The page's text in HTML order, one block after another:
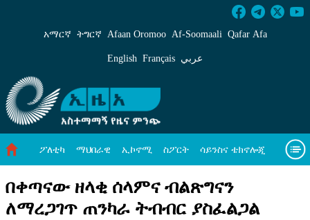
በቀጣናው ዘላቂ ሰላምና ብልጽግናን ለማረጋገጥ
አማርኛ ትግርኛ Afaan Oromoo Af‑Soomaali Qafar Afa
English Français عربي
ፖለቲካ ማህበራዊ ኢኮኖሚ ስፖርት ሳይንስና ቴክኖሎጂ
መጽሔት ስለ እኛ
በቀጣናው ዘላቂ ሰላምና ብልጽግናን
ለማረጋገጥ ጠንካራ ትብብር ያስፈልጋል